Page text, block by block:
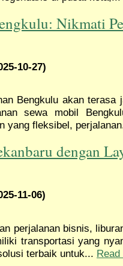
Nikmati
10-27)
Bengkulu akan
sewa mobil
yang fleksibel,
dengan
11-06)
perjalanan bisnis,
transportasi yang
terbaik untuk...